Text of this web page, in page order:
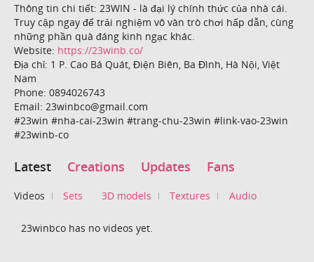
Thông tin chi tiết: 23WIN - là đại lý chính thức của nhà cái.
Truy cập ngay để trải nghiệm vô vàn trò chơi hấp dẫn, cùng
những phần quà đáng kinh ngạc khác.
Website: https://23winb.co/
Địa chỉ: 1 P. Cao Bá Quát, Điện Biên, Ba Đình, Hà Nội, Việt
Nam
Phone: 0894026743
Email: 23winbco@gmail.com
#23win #nha-cai-23win #trang-chu-23win #link-vao-23win
#23winb-co
Latest Creations Updates Fans
Videos Sets 3D models Textures Audio
23winbco has no videos yet.